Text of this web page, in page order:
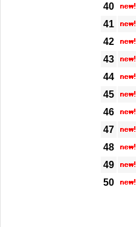
40
41
42
43
44
45
46
47
48
49
50